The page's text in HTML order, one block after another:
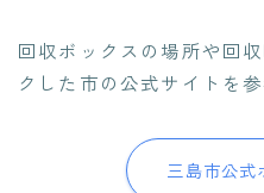
回収ボックスの場所や回
クした市の公式サイトを
三島市公式